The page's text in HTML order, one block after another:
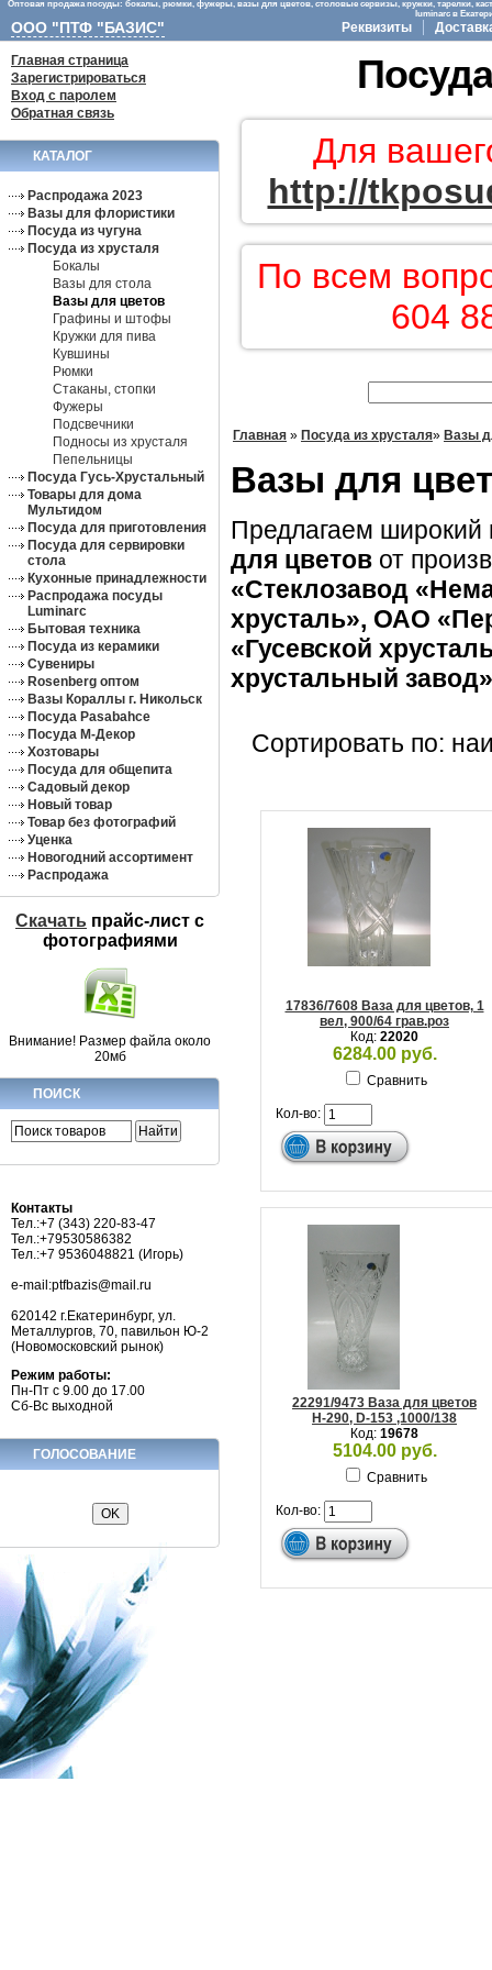
Оптовая продажа посуды: бокалы, рюмки, фужеры, вазы для цветов, столовые сервизы, кружки, тарелки,
luminarc в
ООО "ПТФ "БАЗИС" Реквизиты
Главная страница
Зарегистрироваться
Вход с паролем
Обратная связь
КАТАЛОГ
Распродажа 2023
Вазы для флористики
Посуда из чугуна
Посуда из хрусталя
Бокалы
Вазы для стола
Вазы для цветов
Графины и штофы
Кружки для пива
Кувшины
Рюмки
Стаканы, стопки
Фужеры
Подсвечники
Подносы из хрусталя
Пепельницы
Посуда Гусь-Хрустальный
Товары для дома
Мультидом
Посуда для приготовления
Посуда для сервировки
стола
Кухонные принадлежности
Распродажа посуды
Luminarc
Бытовая техника
Посуда из керамики
Сувениры
Rosenberg оптом
Вазы Кораллы г. Никольск
Посуда Pasabahce
Посуда М-Декор
Хозтовары
Посуда для общепита
Садовый декор
Новый товар
Товар без фотографий
Уценка
Новогодний ассортимент
Распродажа
Скачать прайс-лист c
фотографиями
Внимание! Размер файла около
20мб
ПОИСК
Контакты
Тел.:+7 (343) 220-83-47
Тел.:+79530586382
Тел.:+7 9536048821 (Игорь)
e-mail:ptfbazis@mail.ru
620142 г.Екатеринбург, ул.
Металлургов, 70, павильон Ю-2
(Новомосковский рынок)
Режим работы:
Пн-Пт с 9.00 до 17.00
Сб-Вс выходной
ГОЛОСОВАНИЕ
Для
http://
По всем
604
Главная » Посуда из хрусталя» Вазы
Вазы для
Предлагаем широкий
для цветов от
«Стеклозавод
хрусталь», ОАО
«Гусевской
хрустальный
Сортировать по:
17836/7608 Ваза для цветов, 1
вел, 900/64 грав.роз
Код: 22020
6284.00 руб.
Сравнить
Кол-во:
22291/9473 Ваза для цветов
Н-290, D-153 ,1000/138
Код: 19678
5104.00 руб.
Сравнить
Кол-во: